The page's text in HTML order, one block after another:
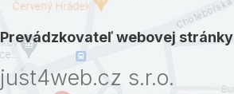
Prevádzkovateľ webovej stránky
just4web.cz s.r.o.